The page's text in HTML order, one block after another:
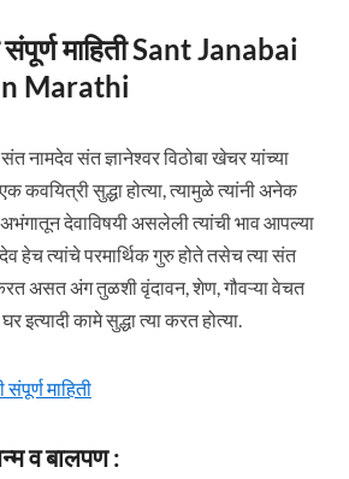
माहिती Sant Janabai
Marathi
संत नामदेव संत ज्ञानेश्वर विठोबा खेचर यांच्या
कवयित्री सुद्धा होत्या, त्यामुळे त्यांनी अनेक
देवाविषयी असलेली त्यांची भाव आपल्या
हेच त्यांचे परमार्थिक गुरु होते तसेच त्या संत
असत अंग तुळशी वृंदावन, शेण, गौवऱ्या वेचत
कामे सुद्धा त्या करत होत्या.
माहिती
व बालपण :